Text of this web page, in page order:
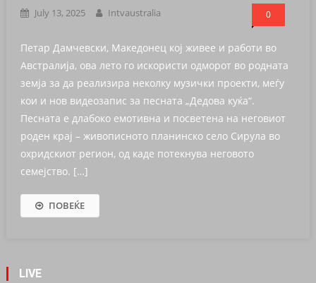
July 13, 2025 Intvaustralia 0
Петар Дамчевски, Македонец кој живее и работи во
Австралија, ова лето го искористи одморот во родната
земја за да реализира неколку музички проекти, меѓу
кои и нов видеозапис за песната „Дедова куќа“.
Песната е длабоко емотивна и посветена на неговиот
роден крај – живописното планинско село Сирула во
охридскиот регион, од каде потекнува неговото
семејство. […]
ПОВЕЌЕ
LIVE